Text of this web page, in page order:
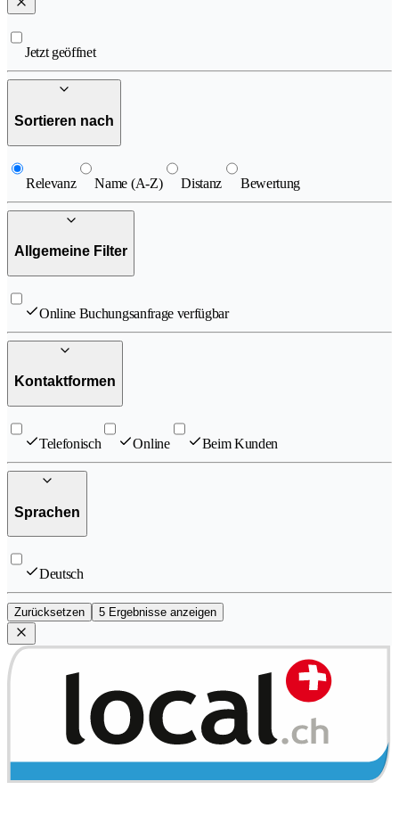
Jetzt geöffnet
Sortieren nach
Relevanz Name (A-Z) Distanz Bewertung
Allgemeine Filter
Online Buchungsanfrage verfügbar
Kontaktformen
Telefonisch Online Beim Kunden
Sprachen
Deutsch
Zurücksetzen 5 Ergebnisse anzeigen